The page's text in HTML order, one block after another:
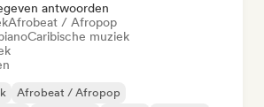
antwoorden
Afrobeat / Afropop
Caribische muziek
Afrobeat / Afropop